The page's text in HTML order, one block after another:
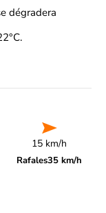
dégradera
15 km/h
Rafales35 km/h